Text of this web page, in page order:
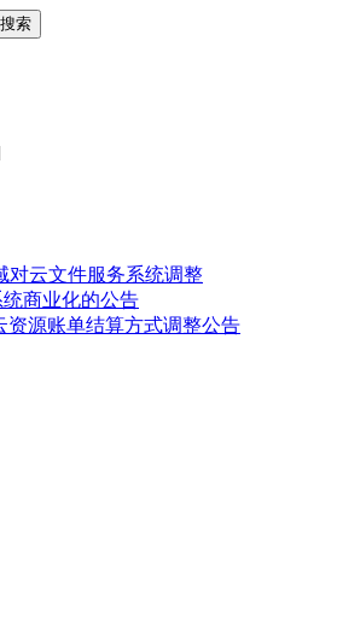
搜索
对云文件服务系统调整
商业化的公告
资源账单结算方式调整公告